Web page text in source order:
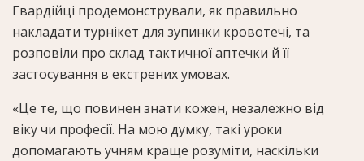
Гвардійці продемонстрували, як правильно
накладати турнікет для зупинки кровотечі, та
розповіли про склад тактичної аптечки й її
застосування в екстрених умовах.
«Це те, що повинен знати кожен, незалежно від
віку чи професії. На мою думку, такі уроки
допомагають учням краще розуміти, наскільки